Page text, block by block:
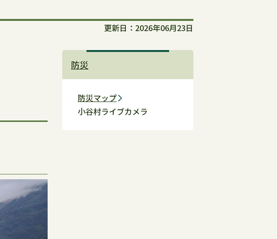
更新日：2026年06月23日
防災
防災マップ
小谷村ライブカメラ